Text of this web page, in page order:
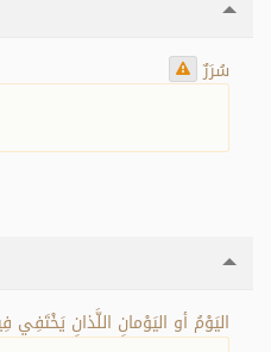
سُرَرٌ
اليَوْمُ أو اليَوْمانِ اللَّذانِ يَخْتَفِي